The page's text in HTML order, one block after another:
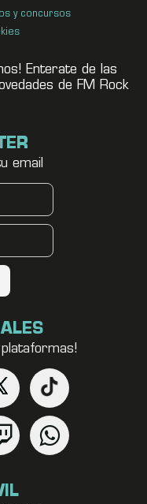
y concursos
Enterate de las
de FM Rock
email